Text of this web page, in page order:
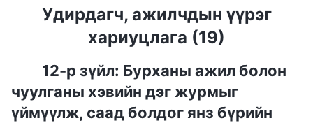
Удирдагч, ажилчдын үүрэг
хариуцлага (19)
12-р зүйл: Бурханы ажил болон
чуулганы хэвийн дэг журмыг
үймүүлж, саад болдог янз бүрийн